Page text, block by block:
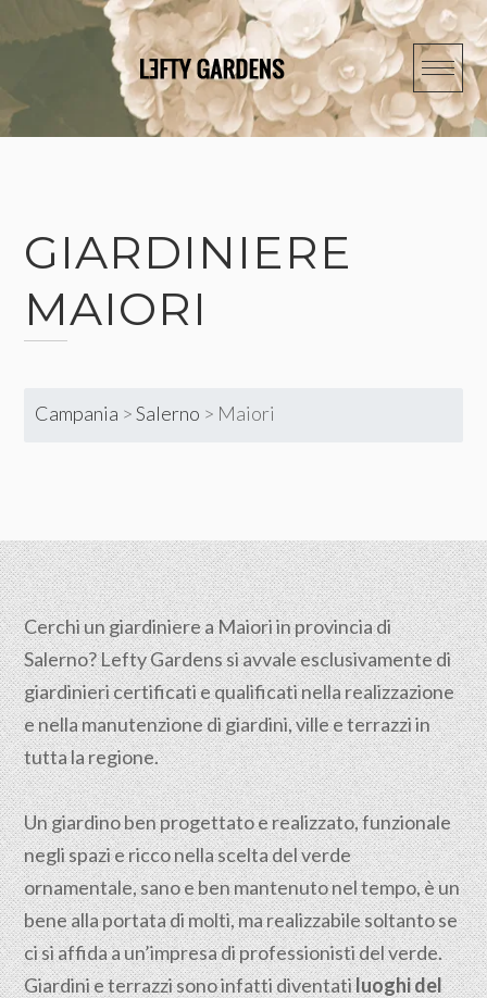
to
GIARDINIERE
MAIORI
Campania >Salerno > Maiori
Cerchi un giardiniere a Maiori in provincia di
Salerno? Lefty Gardens si avvale esclusivamente di
giardinieri certificati e qualificati nella realizzazione
e nella manutenzione di giardini, ville e terrazzi in
tutta la regione.
Un giardino ben progettato e realizzato, funzionale
negli spazi e ricco nella scelta del verde
ornamentale, sano e ben mantenuto nel tempo, è un
bene alla portata di molti, ma realizzabile soltanto se
ci si affida a un’impresa di professionisti del verde.
Giardini e terrazzi sono infatti diventatiluoghi del